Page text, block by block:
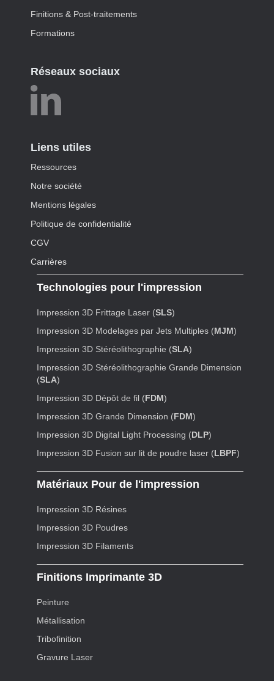
Finitions & Post-traitements
Formations
Réseaux sociaux
Liens utiles
Ressources
Notre société
Mentions légales
Politique de confidentialité
CGV
Carrières
Technologies pour l'impression
Impression 3D Frittage Laser (SLS)
Impression 3D Modelages par Jets Multiples (MJM)
Impression 3D Stéréolithographie (SLA)
Impression 3D Stéréolithographie Grande Dimension
(SLA)
Impression 3D Dépôt de fil (FDM)
Impression 3D Grande Dimension (FDM)
Impression 3D Digital Light Processing (DLP)
Impression 3D Fusion sur lit de poudre laser (LBPF)
Matériaux Pour de l'impression
Impression 3D Résines
Impression 3D Poudres
Impression 3D Filaments
Finitions Imprimante 3D
Peinture
Métallisation
Tribofinition
Gravure Laser